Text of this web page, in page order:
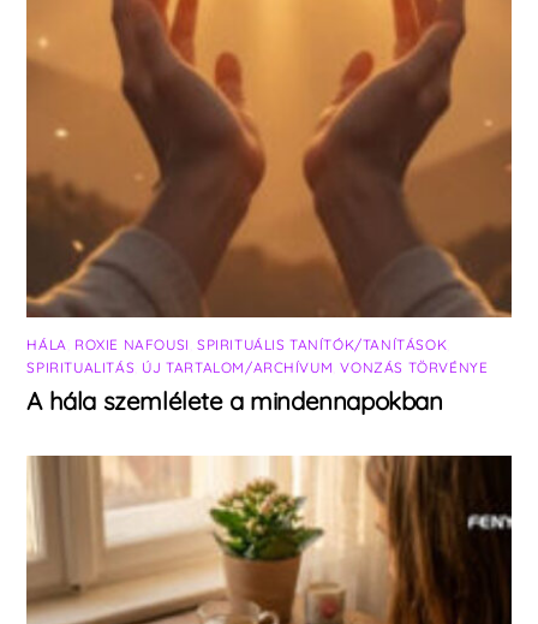
HÁLA ROXIE NAFOUSI SPIRITUÁLIS TANÍTÓK/TANÍTÁSOK
SPIRITUALITÁS ÚJ TARTALOM/ARCHÍVUM ,VONZÁS TÖRVÉNYE
A hála szemlélete a mindennapokban